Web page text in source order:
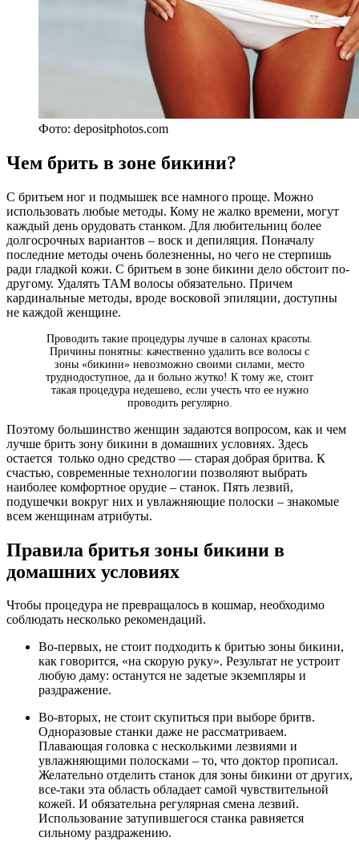
Фото: depositphotos.com
Чем брить в зоне бикини?
С бритьем ног и подмышек все намного проще. Можно
использовать любые методы. Кому не жалко времени, могут
каждый день орудовать станком. Для любительниц более
долгосрочных вариантов – воск и депиляция. Поначалу
последние методы очень болезненны, но чего не стерпишь
ради гладкой кожи. С бритьем в зоне бикини дело обстоит по-
другому. Удалять ТАМ волосы обязательно. Причем
кардинальные методы, вроде восковой эпиляции, доступны
не каждой женщине.
Проводить такие процедуры лучше в салонах красоты.
Причины понятны: качественно удалить все волосы с
зоны «бикини» невозможно своими силами, место
труднодоступное, да и больно жутко! К тому же, стоит
такая процедура недешево, если учесть что ее нужно
проводить регулярно.
Поэтому большинство женщин задаются вопросом, как и чем
лучше брить зону бикини в домашних условиях. Здесь
остается только одно средство — старая добрая бритва. К
счастью, современные технологии позволяют выбрать
наиболее комфортное орудие – станок. Пять лезвий,
подушечки вокруг них и увлажняющие полоски – знакомые
всем женщинам атрибуты.
Правила бритья зоны бикини в
домашних условиях
Чтобы процедура не превращалось в кошмар, необходимо
соблюдать несколько рекомендаций.
Во-первых, не стоит подходить к бритью зоны бикини,
как говорится, «на скорую руку». Результат не устроит
любую даму: останутся не задетые экземпляры и
раздражение.
Во-вторых, не стоит скупиться при выборе бритв.
Одноразовые станки даже не рассматриваем.
Плавающая головка с несколькими лезвиями и
увлажняющими полосками – то, что доктор прописал.
Желательно отделить станок для зоны бикини от других,
все-таки эта область обладает самой чувствительной
кожей. И обязательна регулярная смена лезвий.
Использование затупившегося станка равняется
сильному раздражению.